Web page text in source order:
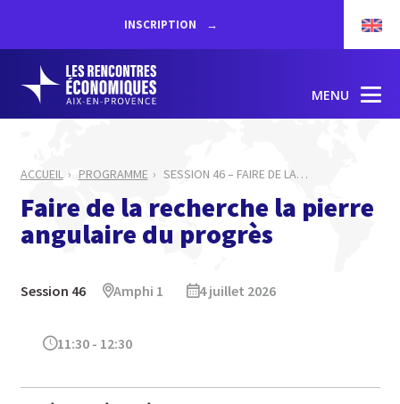
INSCRIPTION
MENU
ACCUEIL PROGRAMME SESSION 46 – FAIRE DE LA…
Faire de la recherche la pierre
angulaire du progrès
Session 46 Amphi 1 4 juillet 2026
11:30 - 12:30